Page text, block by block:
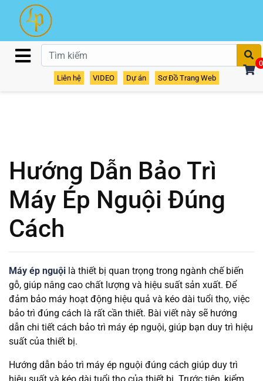
Liên hệ VIDEO Dự án Sơ Đồ Trang Web
0
Hướng Dẫn Bảo Trì
Máy Ép Nguội Đúng
Cách
Máy ép nguội là thiết bị quan trọng trong ngành chế biến
gỗ, giúp nâng cao chất lượng và hiệu suất sản xuất. Để
đảm bảo máy hoạt động hiệu quả và kéo dài tuổi thọ, việc
bảo trì đúng cách là rất cần thiết. Bài viết này sẽ hướng
dẫn chi tiết cách bảo trì máy ép nguội, giúp bạn duy trì hiệu
suất của thiết bị.
Hướng dẫn bảo trì máy ép nguội đúng cách giúp duy trì